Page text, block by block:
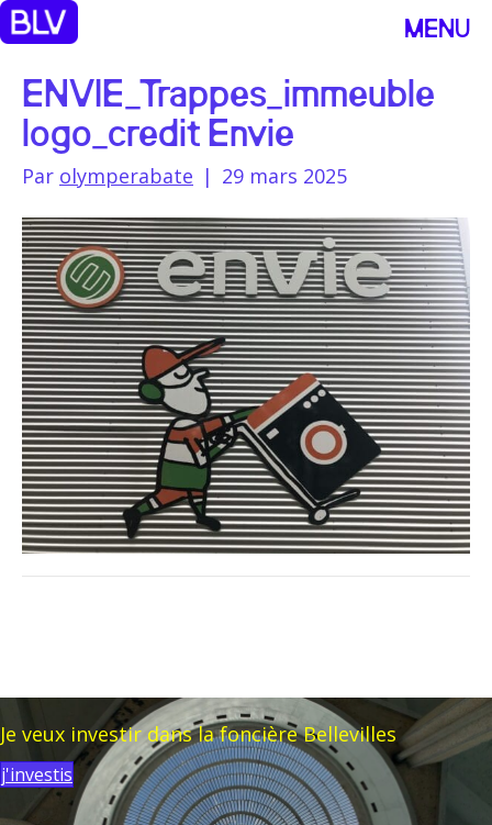
MENU
ENVIE_Trappes_immeuble
logo_credit Envie
Par olymperabate | 29 mars 2025
Je veux investir dans la foncière Bellevilles
j'investis